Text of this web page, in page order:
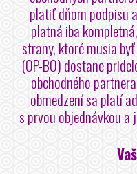
platiť dňom podpisu
platná iba
strany, ktoré musia
(OP-BO) dostane
obchodného
obmedzení sa platí
s prvou objednávkou a